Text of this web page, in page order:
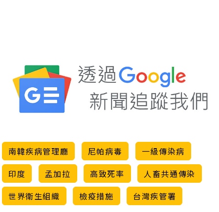
南韓疾病管理廳 尼帕病毒
一級傳染病
印度
孟加拉 高致死率
人畜共通傳染
世界衛生組織
檢疫措施 台灣疾管署